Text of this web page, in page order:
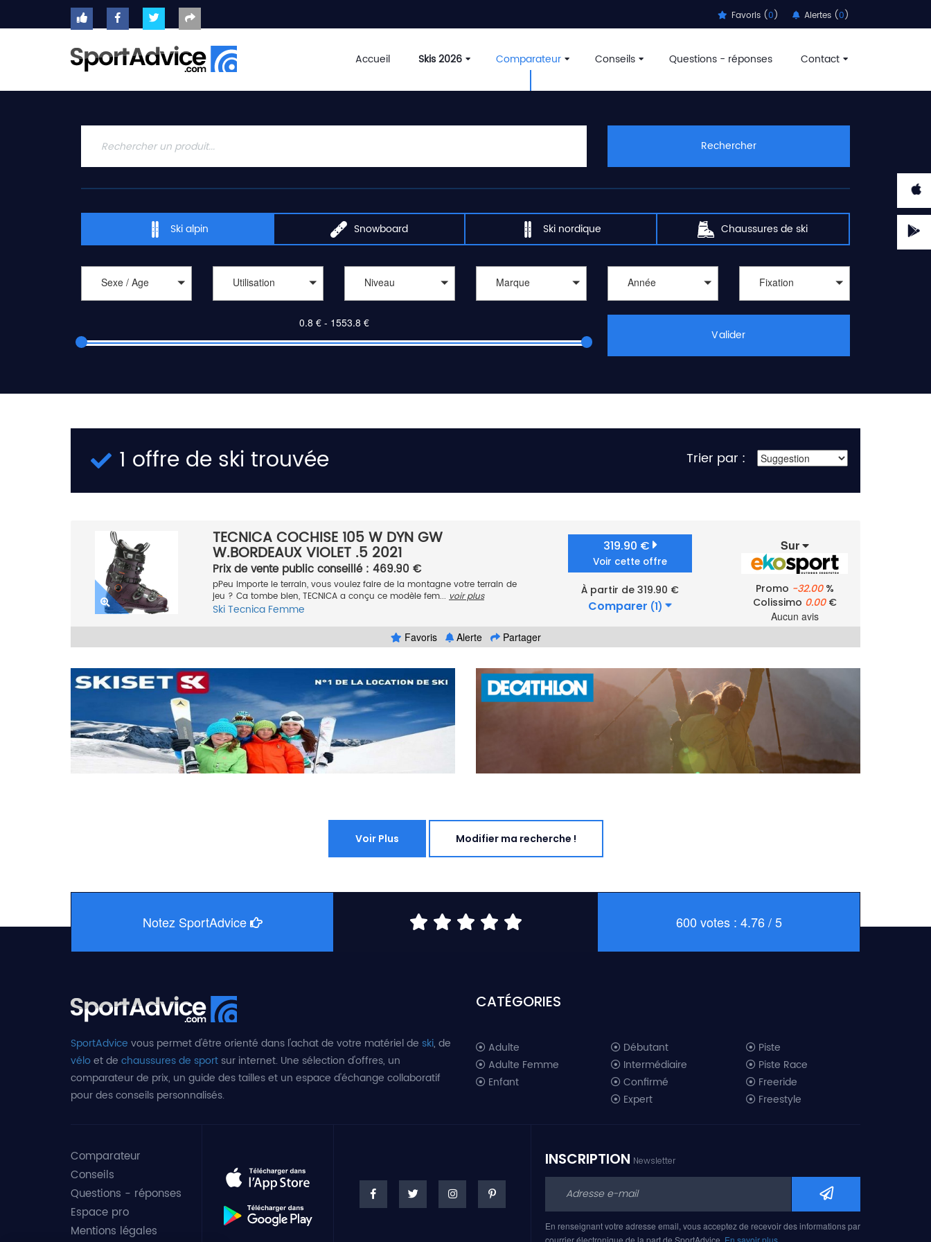
Favoris (0) Alertes (0)
Accueil Skis 2026 Comparateur Conseils Questions - réponses Contact
ACCUEIL
2020
CONSEILS
QUESTIONS
Rechercher
Ski alpin Snowboard Ski nordique Chaussures de ski
Sexe / Age Utilisation Niveau Marque Année Fixation
Valider
1 offre de ski trouvée Trier par :
TECNICA COCHISE 105 W DYN GW
W.BORDEAUX VIOLET .5 2021
Prix de vente public conseillé : 469.90 €
pPeu importe le terrain, vous voulez faire de la montagne votre terrain de
jeu ? Ca tombe bien, TECNICA a conçu ce modèle fem... voir plus
SkiTecnica Femme
319.90 €
Voir cette offre
À partir de 319.90 €
Comparer (1)
Sur
Promo -32.00%
Colissimo 0.00€
Aucun avis
Favoris
Alerte Partager
Voir Plus Modifier ma recherche !
Notez SportAdvice 600 votes : 4.76 / 5
SportAdvice vous permet d'être orienté dans l'achat de votre matériel de ski, de
véloet de chaussures de sportsur internet. Une sélection d'offres, un
comparateur de prix, un guide des tailles et un espace d'échange collaboratif
pour des conseils personnalisés.
CATÉGORIES
Adulte
Adulte Femme
Enfant
Débutant
Intermédiaire
Confirmé
Expert
Piste
Piste Race
Freeride
Freestyle
Ski freeride 2019
Ski freestyle 2019
Ski AM 2019
Comparateur
Conseils
Questions - réponses
Espace pro
Mentions légales
INSCRIPTION Newsletter
En renseignant votre adresse email, vous acceptez de recevoir des informations par
courrier électronique de la part de SportAdvice. En savoir plus…